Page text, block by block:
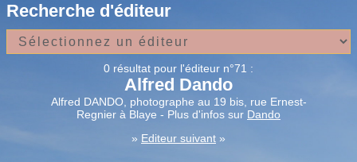
Recherche d'éditeur
0 résultat pour l'éditeur n°71 :
Alfred Dando
Alfred DANDO, photographe au 19 bis, rue Ernest-
Regnier à Blaye - Plus d'infos sur Dando
» Editeur suivant »